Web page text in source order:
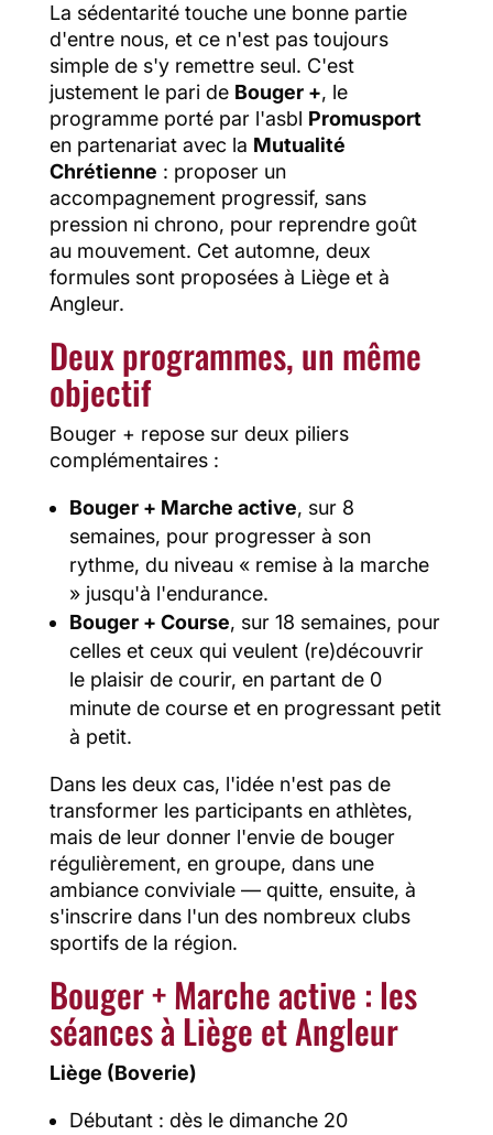
La sédentarité touche une bonne partie
d'entre nous, et ce n'est pas toujours
simple de s'y remettre seul. C'est
justement le pari de Bouger +, le
programme porté par l'asbl Promusport
en partenariat avec la Mutualité
Chrétienne : proposer un
accompagnement progressif, sans
pression ni chrono, pour reprendre goût
au mouvement. Cet automne, deux
formules sont proposées à Liège et à
Angleur.
Deux programmes, un même
objectif
Bouger + repose sur deux piliers
complémentaires :
Bouger + Marche active, sur 8
semaines, pour progresser à son
rythme, du niveau « remise à la marche
» jusqu'à l'endurance.
Bouger + Course, sur 18 semaines, pour
celles et ceux qui veulent (re)découvrir
le plaisir de courir, en partant de 0
minute de course et en progressant petit
à petit.
Dans les deux cas, l'idée n'est pas de
transformer les participants en athlètes,
mais de leur donner l'envie de bouger
régulièrement, en groupe, dans une
ambiance conviviale — quitte, ensuite, à
s'inscrire dans l'un des nombreux clubs
sportifs de la région.
Bouger + Marche active : les
séances à Liège et Angleur
Liège (Boverie)
Débutant : dès le dimanche 20